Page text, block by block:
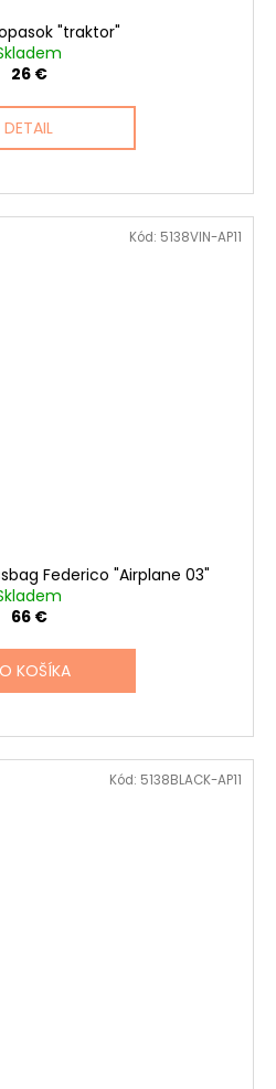
"traktor"
26 €
DETAIL
Federico "Airplane 03"
66 €
KOŠÍKA
Kód: 5138VIN-AP11
Kód: 5138BLACK-AP11